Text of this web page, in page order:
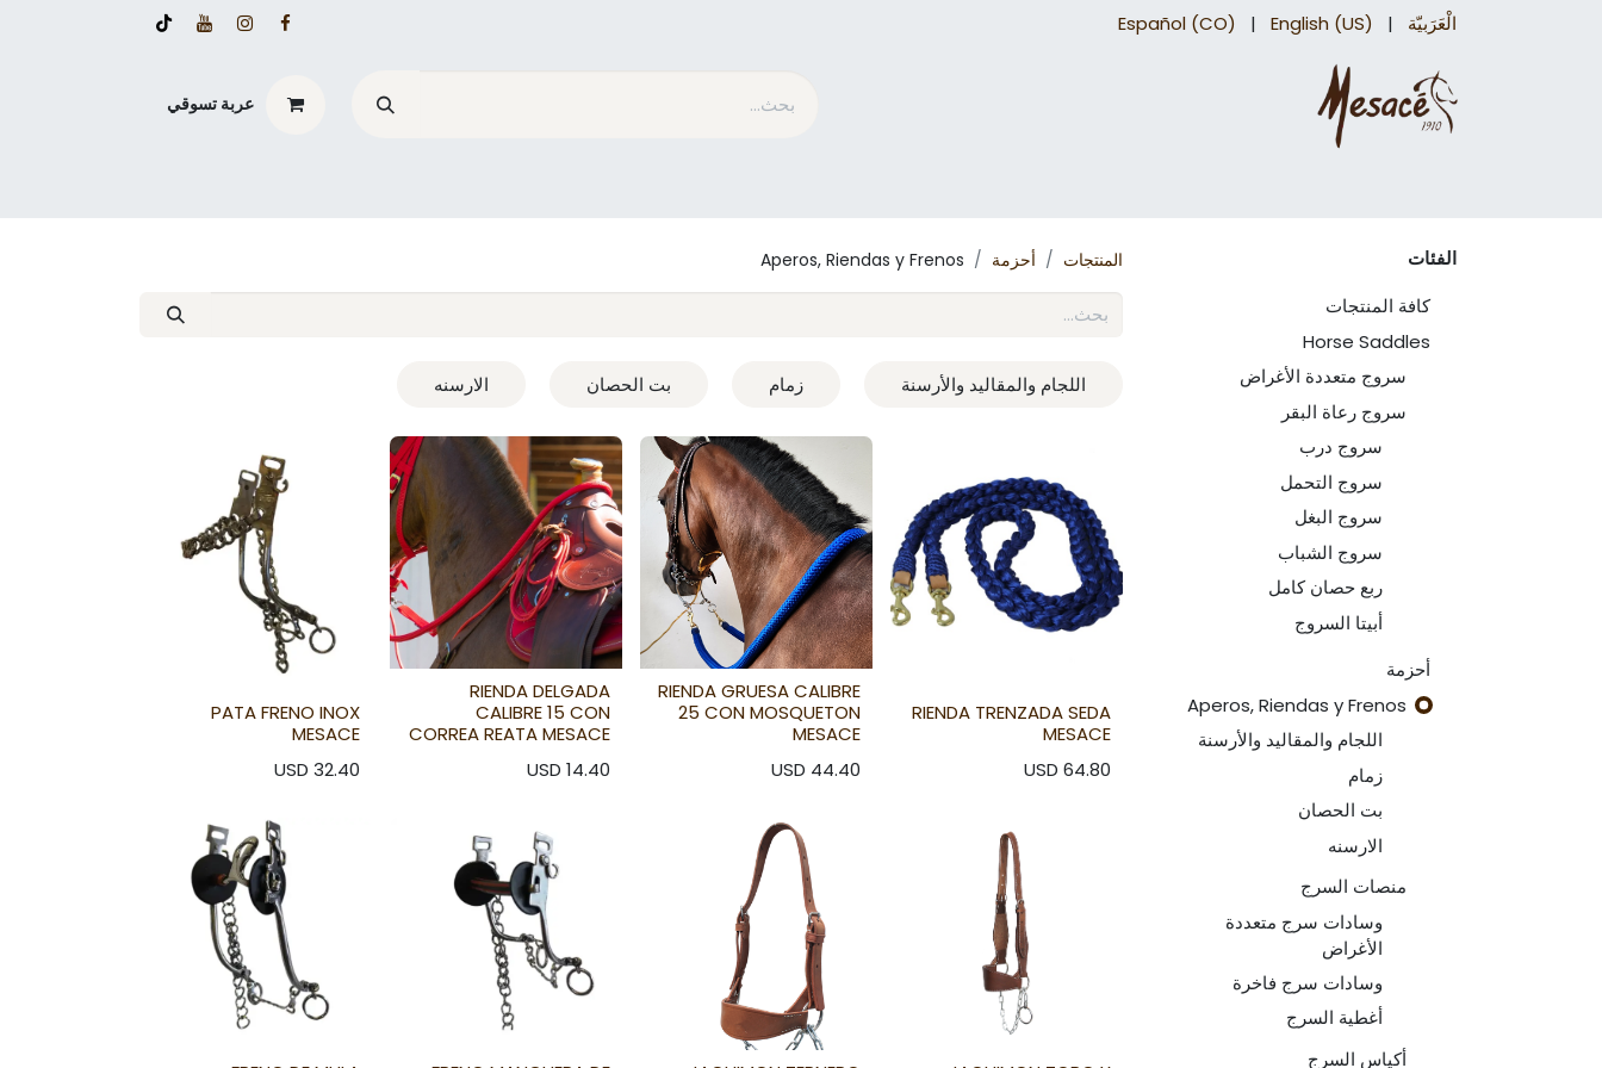
الْعَرَبيّة |
English (US)
|
Español (CO)
عربة تسوقي
الفئات
كافة المنتجات
Horse Saddles
سروج متعددة الأغراض
سروج رعاة البقر
سروج درب
سروج التحمل
سروج البغل
سروج الشباب
ربع حصان كامل
أبيتا السروج
أحزمة
Aperos, Riendas y Frenos
اللجام والمقاليد والأرسنة
زمام
بت الحصان
الارسنه
منصات السرج
وسادات سرج متعددة
الأغراض
وسادات سرج فاخرة
أغطية السرج
أكياس السرج
المنتجات أحزمة Aperos, Riendas y Frenos
اللجام والمقاليد والأرسنة زمام بت الحصان الارسنه
RIENDA TRENZADA SEDA
MESACE
USD 64.80
RIENDA GRUESA CALIBRE
25 CON MOSQUETON
MESACE
USD 44.40
RIENDA DELGADA
CALIBRE 15 CON
CORREA REATA MESACE
USD 14.40
PATA FRENO INOX
MESACE
USD 32.40